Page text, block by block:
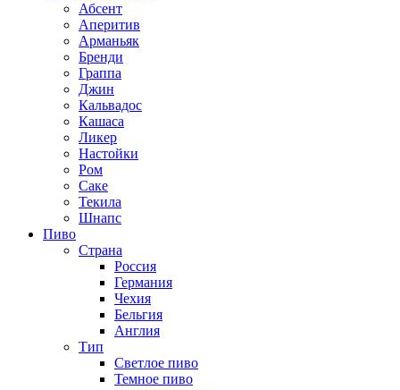
Абсент
Аперитив
Арманьяк
Бренди
Граппа
Джин
Кальвадос
Кашаса
Ликер
Настойки
Ром
Саке
Текила
Шнапс
Пиво
Страна
Россия
Германия
Чехия
Бельгия
Англия
Тип
Светлое пиво
Темное пиво